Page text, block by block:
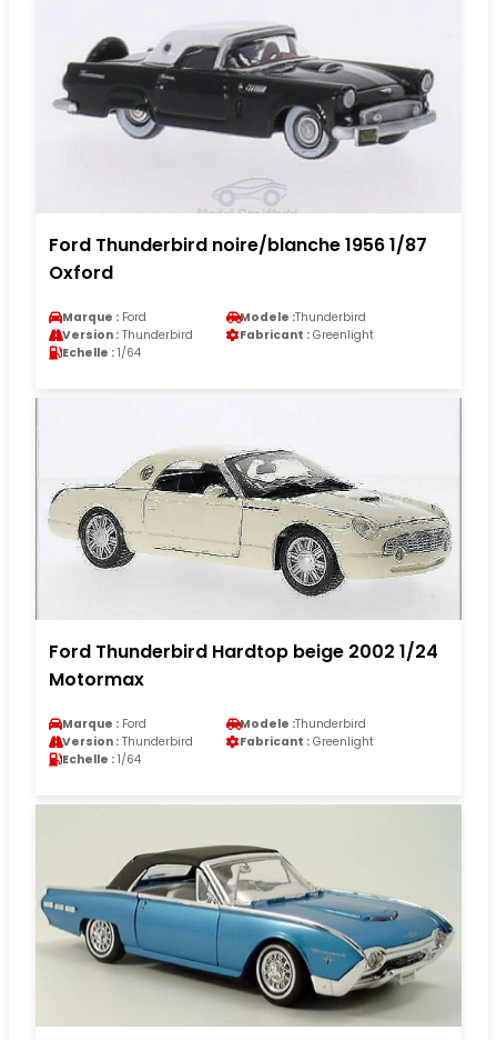
Ford Thunderbird noire/blanche 1956 1/87
Oxford
Marque : Ford Modele :Thunderbird
Version : Thunderbird Fabricant : Greenlight
Echelle : 1/64
Ford Thunderbird Hardtop beige 2002 1/24
Motormax
Marque : Ford Modele :Thunderbird
Version : Thunderbird Fabricant : Greenlight
Echelle : 1/64